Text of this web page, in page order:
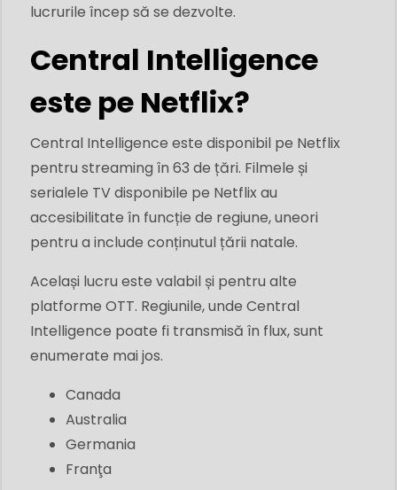
lucrurile încep să se dezvolte.
Central Intelligence
este pe Netflix?
Central Intelligence este disponibil pe Netflix
pentru streaming în 63 de țări. Filmele și
serialele TV disponibile pe Netflix au
accesibilitate în funcție de regiune, uneori
pentru a include conținutul țării natale.
Același lucru este valabil și pentru alte
platforme OTT. Regiunile, unde Central
Intelligence poate fi transmisă în flux, sunt
enumerate mai jos.
Canada
Australia
Germania
Franţa